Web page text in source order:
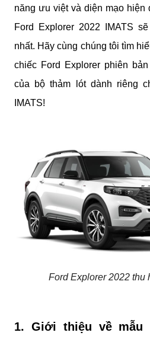
năng ưu việt và diện mạo hiện
Ford Explorer 2022 IMATS
nhất. Hãy cùng chúng tôi tìm
chiếc Ford Explorer phiên
của bộ thảm lót dành riêng
IMATS!
Ford Explorer 2022 thu
1. Giới thiệu về mẫu